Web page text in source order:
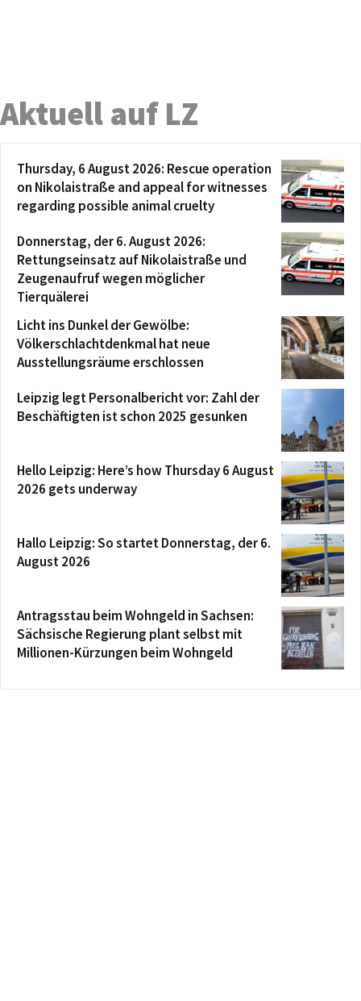
Aktuell auf LZ
Thursday, 6 August 2026: Rescue operation
on Nikolaistraße and appeal for witnesses
regarding possible animal cruelty
Donnerstag, der 6. August 2026:
Rettungseinsatz auf Nikolaistraße und
Zeugenaufruf wegen möglicher
Tierquälerei
Licht ins Dunkel der Gewölbe:
Völkerschlachtdenkmal hat neue
Ausstellungsräume erschlossen
Leipzig legt Personalbericht vor: Zahl der
Beschäftigten ist schon 2025 gesunken
Hello Leipzig: Here’s how Thursday 6 August
2026 gets underway
Hallo Leipzig: So startet Donnerstag, der 6.
August 2026
Antragsstau beim Wohngeld in Sachsen:
Sächsische Regierung plant selbst mit
Millionen-Kürzungen beim Wohngeld